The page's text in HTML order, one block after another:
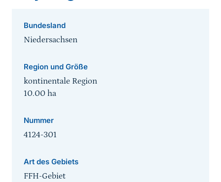
Bundesland
Niedersachsen
Region und Größe
kontinentale Region
10.00 ha
Nummer
4124-301
Art des Gebiets
FFH-Gebiet